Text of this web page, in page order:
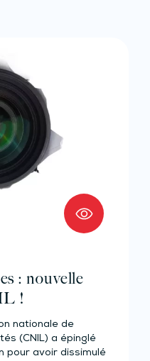
: nouvelle
!
nationale de
(CNIL) a épinglé
pour avoir dissimulé